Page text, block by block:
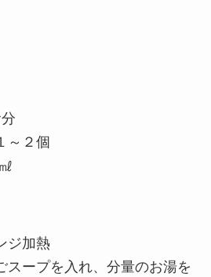
２個
ジ加熱
スープを入れ、分量のお湯を